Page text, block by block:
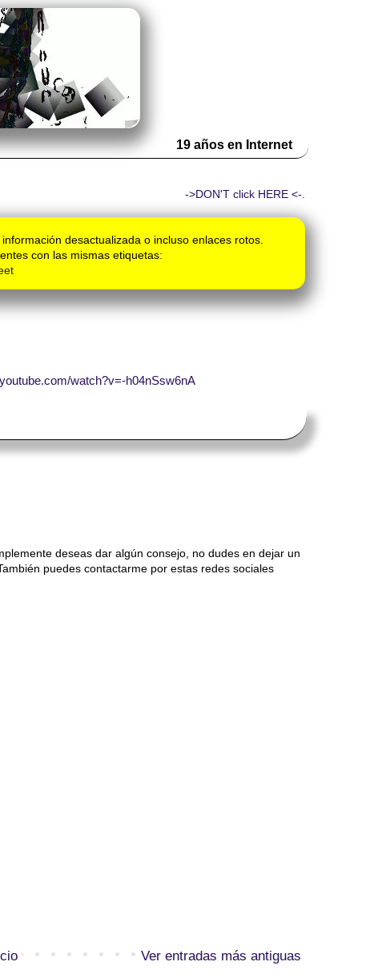
19 años en Internet
->DON'T click HERE <-.
desactualizada o incluso enlaces rotos.
con las mismas etiquetas:
watch?v=-h04nSsw6nA
deseas dar algún consejo, no dudes en dejar un
puedes contactarme por estas redes sociales
Ver entradas más antiguas